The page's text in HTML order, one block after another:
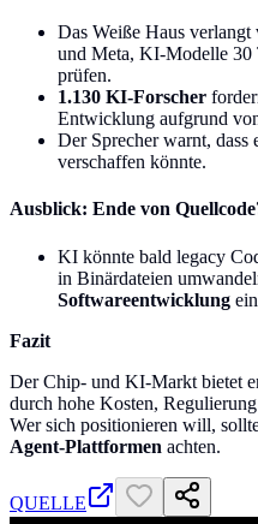
Das Weiße Haus
und Meta, KI-Modelle 30
prüfen.
1.130 KI-Forscher
Entwicklung aufgrund
Der Sprecher warnt, dass
verschaffen könnte.
Ausblick: Ende von
KI könnte bald legacy
in Binärdateien
Softwareentwicklung
Fazit
Der Chip- und KI-Markt bietet
durch hohe Kosten,
Wer sich positionieren will,
Agent-Plattformen achten.
QUELLE